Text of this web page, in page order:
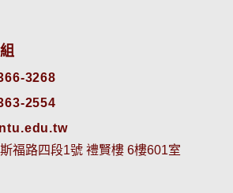
3268
2554
福路四段1號 禮賢樓 6樓601室